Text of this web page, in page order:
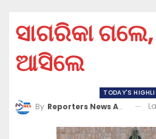
ସାଗରିକା
ଆସିଲେ
TODAY'S
By Reporters News Agency